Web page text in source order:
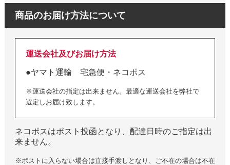
商品のお届け方法について
運送会社及びお届け方法
●ヤマト運輸 宅急便・ネコポス
※運送会社の指定は出来ません。最適な運送会社を弊社で
選定しお届け致します。
ネコポスはポスト投函となり、配達日時のご指定は出
来ません。
※ポストに入らない場合は直接手渡しとなり、ご不在の場合は不在